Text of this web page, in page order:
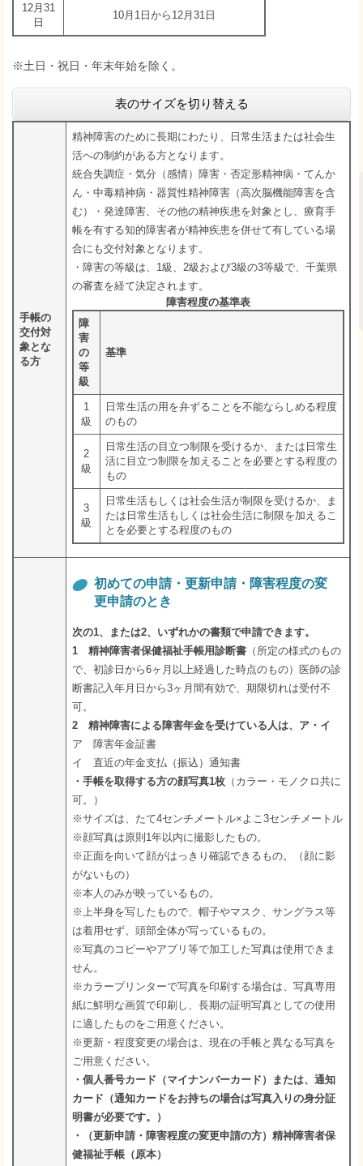
12月31
日
10月1日から12月31日
※土日・祝日・年末年始を除く。
表のサイズを切り替える
手帳の
交付対
象とな
る方
精神障害のために長期にわたり、日常生活または社会生
活への制約がある方となります。
統合失調症・気分（感情）障害・否定形精神病・てんか
ん・中毒精神病・器質性精神障害（高次脳機能障害を含
む）・発達障害、その他の精神疾患を対象とし、療育手
帳を有する知的障害者が精神疾患を併せて有している場
合にも交付対象となります。
・障害の等級は、1級、2級および3級の3等級で、千葉県
の審査を経て決定されます。
障害程度の基準表
障
害
の
等
級
基準
1
級
日常生活の用を弁ずることを不能ならしめる程度
のもの
2
級
日常生活の目立つ制限を受けるか、または日常生
活に目立つ制限を加えることを必要とする程度の
もの
3
級
日常生活もしくは社会生活が制限を受けるか、ま
たは日常生活もしくは社会生活に制限を加えるこ
とを必要とする程度のもの
初めての申請・更新申請・障害程度の変
更申請のとき
次の1、または2、いずれかの書類で申請できます。
1 精神障害者保健福祉手帳用診断書（所定の様式のもの
で、初診日から6ヶ月以上経過した時点のもの）医師の診
断書記入年月日から3ヶ月間有効で、期限切れは受付不
可。
2 精神障害による障害年金を受けている人は、ア・イ
ア 障害年金証書
イ 直近の年金支払（振込）通知書
・手帳を取得する方の顔写真1枚（カラー・モノクロ共に
可。）
※サイズは、たて4センチメートル×よこ3センチメートル
※顔写真は原則1年以内に撮影したもの。
※正面を向いて顔がはっきり確認できるもの。（顔に影
がないもの）
※本人のみが映っているもの。
※上半身を写したもので、帽子やマスク、サングラス等
は着用せず、頭部全体が写っているもの。
※写真のコピーやアプリ等で加工した写真は使用できま
せん。
※カラープリンターで写真を印刷する場合は、写真専用
紙に鮮明な画質で印刷し、長期の証明写真としての使用
に適したものをご用意ください。
※更新・程度変更の場合は、現在の手帳と異なる写真を
ご用意ください。
・個人番号カード（マイナンバーカード）または、通知
カード（通知カードをお持ちの場合は写真入りの身分証
明書が必要です。）
・（更新申請・障害程度の変更申請の方）精神障害者保
健福祉手帳（原本）